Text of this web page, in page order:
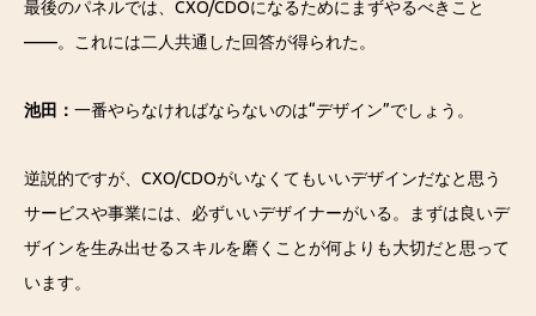
最後のパネルでは、CXO/CDOになるためにまずやるべきこと
——。これには二人共通した回答が得られた。
池田： 一番やらなければならないのは“デザイン”でしょう。
逆説的ですが、CXO/CDOがいなくてもいいデザインだなと思う
サービスや事業には、必ずいいデザイナーがいる。まずは良いデ
ザインを生み出せるスキルを磨くことが何よりも大切だと思って
います。